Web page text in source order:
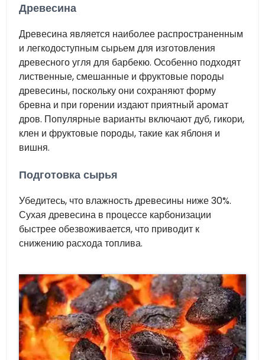
Древесина
Древесина является наиболее распространенным
и легкодоступным сырьем для изготовления
древесного угля для барбекю. Особенно подходят
лиственные, смешанные и фруктовые породы
древесины, поскольку они сохраняют форму
бревна и при горении издают приятный аромат
дров. Популярные варианты включают дуб, гикори,
клен и фруктовые породы, такие как яблоня и
вишня.
Подготовка сырья
Убедитесь, что влажность древесины ниже 30%.
Сухая древесина в процессе карбонизации
быстрее обезвоживается, что приводит к
снижению расхода топлива.